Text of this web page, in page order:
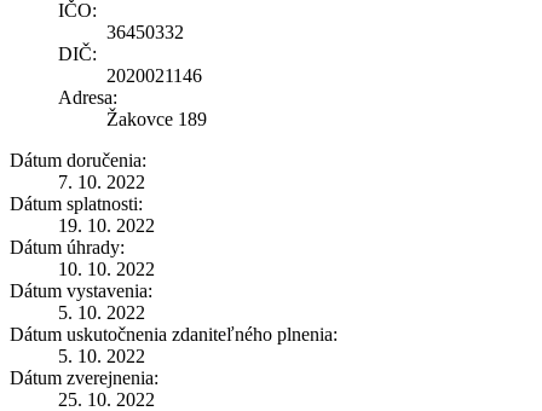
IČO:
36450332
DIČ:
2020021146
Adresa:
Žakovce 189
Dátum doručenia:
7. 10. 2022
Dátum splatnosti:
19. 10. 2022
Dátum úhrady:
10. 10. 2022
Dátum vystavenia:
5. 10. 2022
Dátum uskutočnenia zdaniteľného plnenia:
5. 10. 2022
Dátum zverejnenia:
25. 10. 2022